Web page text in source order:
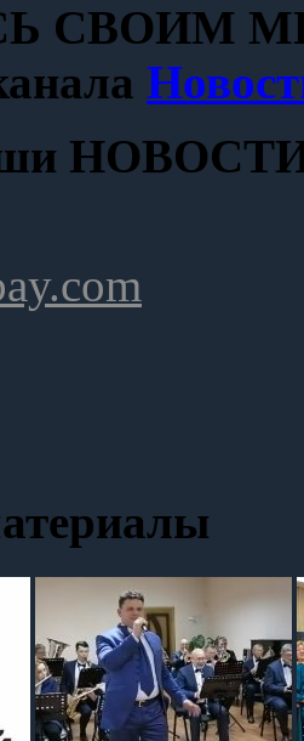
СВОИМ
НОВОСТИ